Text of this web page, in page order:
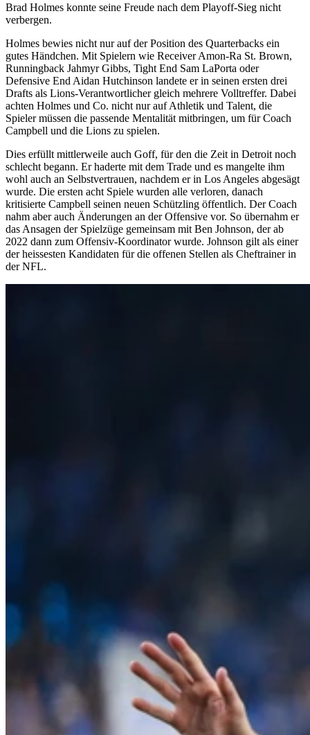
Brad Holmes konnte seine Freude nach dem Playoff-Sieg nicht
verbergen.
Holmes bewies nicht nur auf der Position des Quarterbacks ein
gutes Händchen. Mit Spielern wie Receiver Amon-Ra St. Brown,
Runningback Jahmyr Gibbs, Tight End Sam LaPorta oder
Defensive End Aidan Hutchinson landete er in seinen ersten drei
Drafts als Lions-Verantwortlicher gleich mehrere Volltreffer. Dabei
achten Holmes und Co. nicht nur auf Athletik und Talent, die
Spieler müssen die passende Mentalität mitbringen, um für Coach
Campbell und die Lions zu spielen.
Dies erfüllt mittlerweile auch Goff, für den die Zeit in Detroit noch
schlecht begann. Er haderte mit dem Trade und es mangelte ihm
wohl auch an Selbstvertrauen, nachdem er in Los Angeles abgesägt
wurde. Die ersten acht Spiele wurden alle verloren, danach
kritisierte Campbell seinen neuen Schützling öffentlich. Der Coach
nahm aber auch Änderungen an der Offensive vor. So übernahm er
das Ansagen der Spielzüge gemeinsam mit Ben Johnson, der ab
2022 dann zum Offensiv-Koordinator wurde. Johnson gilt als einer
der heissesten Kandidaten für die offenen Stellen als Cheftrainer in
der NFL.